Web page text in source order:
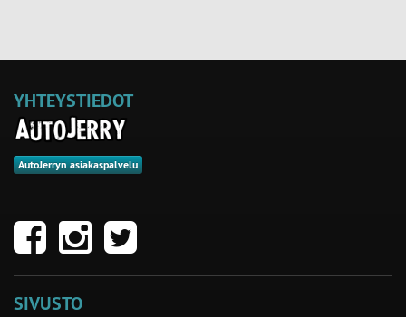
YHTEYSTIEDOT
AutoJerryn asiakaspalvelu
SIVUSTO